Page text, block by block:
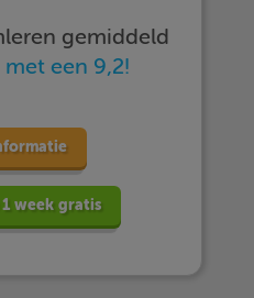
gemiddeld
met een 9,2!
week gratis